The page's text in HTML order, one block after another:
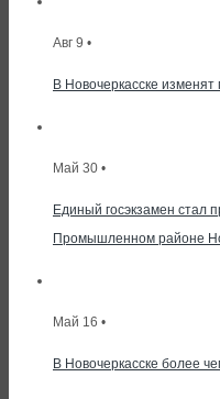
Авг 9 •
В Новочеркасске
Май 30 •
Единый госэкзамен стал
Промышленном районе
Май 16 •
В Новочеркасске более